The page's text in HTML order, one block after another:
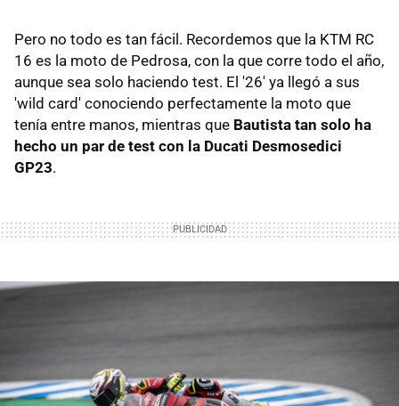
Pero no todo es tan fácil. Recordemos que la KTM RC
16 es la moto de Pedrosa, con la que corre todo el año,
aunque sea solo haciendo test. El '26' ya llegó a sus
'wild card' conociendo perfectamente la moto que
tenía entre manos, mientras que Bautista tan solo ha
hecho un par de test con la Ducati Desmosedici
GP23.